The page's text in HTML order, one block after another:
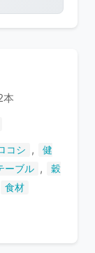
本
コシ ,
健
ーブル ,
穀
食材